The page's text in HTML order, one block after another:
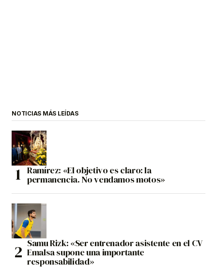
NOTICIAS MÁS LEÍDAS
Ramírez: «El objetivo es claro: la
permanencia. No vendamos motos»
Samu Rizk: «Ser entrenador asistente en el CV
Emalsa supone una importante
responsabilidad»